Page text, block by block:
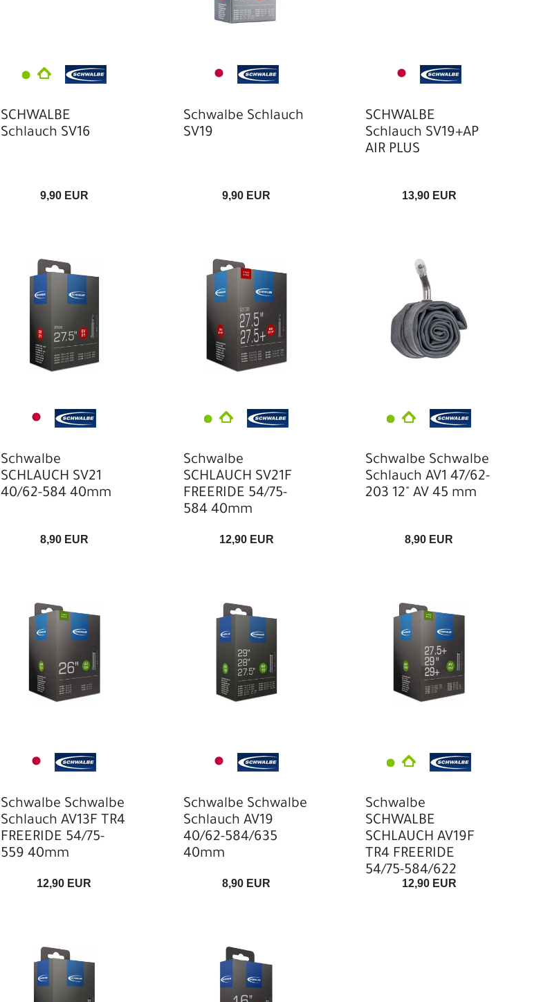
SCHWALBE
Schlauch SV16
9,90 EUR
Schwalbe Schlauch
SV19
9,90 EUR
SCHWALBE
Schlauch SV19+AP
AIR PLUS
13,90 EUR
Schwalbe
SCHLAUCH SV21
40/62-584 40mm
8,90 EUR
Schwalbe
SCHLAUCH SV21F
FREERIDE 54/75-
584 40mm
12,90 EUR
Schwalbe Schwalbe
Schlauch AV1 47/62-
203 12" AV 45 mm
8,90 EUR
Schwalbe Schwalbe
Schlauch AV13F TR4
FREERIDE 54/75-
559 40mm
12,90 EUR
Schwalbe Schwalbe
Schlauch AV19
40/62-584/635
40mm
8,90 EUR
Schwalbe
SCHWALBE
SCHLAUCH AV19F
TR4 FREERIDE
54/75-584/622
40mm12,90 EUR